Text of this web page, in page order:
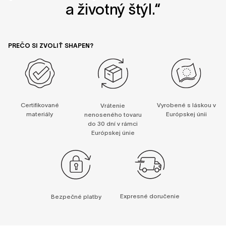
a životný štýl.“
PREČO SI ZVOLIŤ SHAPEN?
Certifikované
materiály
Vrátenie
nenoseného tovaru
do 30 dní v rámci
Európskej únie
Vyrobené s láskou v
Európskej únii
Bezpečné platby Expresné doručenie